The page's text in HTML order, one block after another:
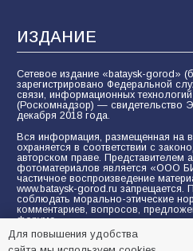
ИЗДАНИЕ
Сетевое издание «bataysk-gorod»
зарегистрировано Федеральной
связи, информационных
(Роскомнадзор) — свидетельство
декабря 2018 года.
Вся информация, размещенная на
охраняется в соответствии с
авторском праве. Представителем
фотоматериалов является «ООО
частичное воспроизведение
www.bataysk-gorod.ru
соблюдать морально-этические
комментариев, вопросов,
форуме.
Политика конфиденциальности и
Для повышения удобства